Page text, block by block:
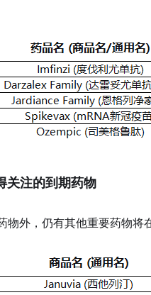
关注的到期药物
物外，仍有其他重要药物将